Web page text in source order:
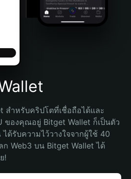
สำหรับคริปโตที่เชื่อถือได้และ
ของคุณอยู่ Bitget Wallet ก็เป็นตัว
ด้รับความไว้วางใจจากผู้ใช้ 40
Web3 บน Bitget Wallet ได้
!